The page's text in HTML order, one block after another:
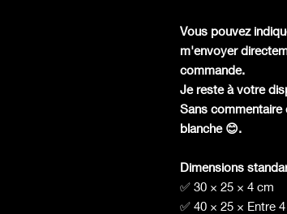
Vous pouvez
m'envoyer
commande.
Je reste à votre
Sans
blanche 😊.
Dimensions
✅ 30 × 25 × 4 cm
✅ 40 × 25 × Entre